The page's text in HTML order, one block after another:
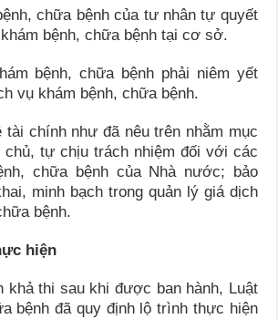
chữa bệnh của tư nhân tự quyết
bệnh, chữa bệnh tại cơ sở.
bệnh, chữa bệnh phải niêm yết
vụ khám bệnh, chữa bệnh.
tài chính như đã nêu trên nhằm mục
tự chịu trách nhiệm đối với các
chữa bệnh của Nhà nước; bảo
minh bạch trong quản lý giá dịch
bệnh.
hiện
khả thi sau khi được ban hành, Luật
bệnh đã quy định lộ trình thực hiện